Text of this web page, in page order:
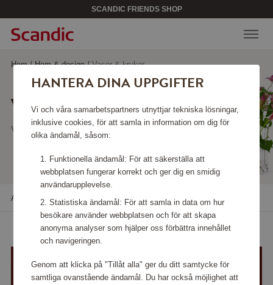
SCANDIC FRIENDS SHOP
Hem/Hem & design/Vaser & krukor
VASER & KRUKOR
Visar 12 produkter
Alla filter Sortera
HANTERA DINA UPPGIFTER
Vi och våra samarbetspartners utnyttjar tekniska lösningar,
inklusive cookies, för att samla in information om dig för
olika ändamål, såsom:
Funktionella ändamål: För att säkerställa att
webbplatsen fungerar korrekt och ger dig en smidig
användarupplevelse.
Statistiska ändamål: För att samla in data om hur
besökare använder webbplatsen och för att skapa
anonyma analyser som hjälper oss förbättra innehållet
och navigeringen.
Genom att klicka på "Tillåt alla" ger du ditt samtycke för
samtliga ovanstående ändamål. Du har också möjlighet att